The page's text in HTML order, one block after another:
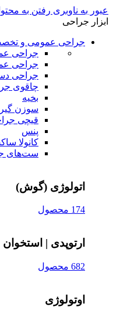
عبور به ناوبری رفتن به
ابزار جراحی
جراحی عمومی و
جراحی
جراحی
جراحی
چاقوی
بخیه
سوزن‌ گیر
قیچی‌
پنس
کانولا
ست‌های
اتولوژی (گوش)
174 محصول
ارتوپدی | استخوان
682 محصول
اوتولوژی